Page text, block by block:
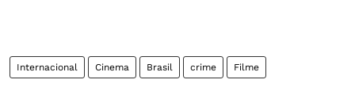
Internacional Cinema Brasil crime Filme